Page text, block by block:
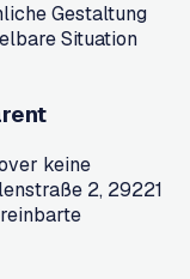
Gestaltung
Situation
keine
2, 29221